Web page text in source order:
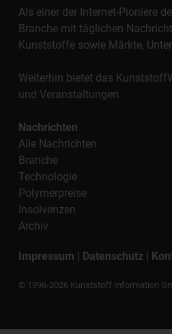
Als einer der Internet-Pioniere
Branche mit täglichen
Kunststoffe sowie Märkte,
Weiterhin bietet das
und Veranstaltungen.
Nachrichten
Alle Nachrichten
Branche
Technologie
Polymerpreise
Insolvenzen
Archiv
Impressum | Datenschutz |
© 1996-2026 Kunststoff Information